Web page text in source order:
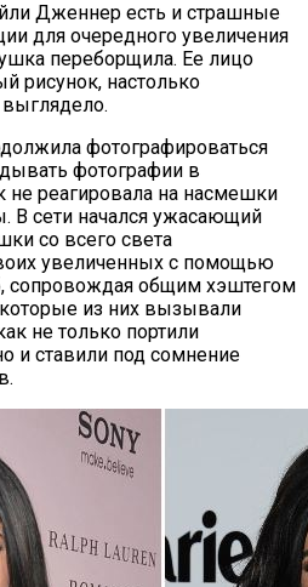
Дженнер есть и страшные
для очередного увеличения
переборщила. Ее лицо
рисунок, настолько
фотографироваться
фотографии в
не реагировала на насмешки
В сети начался ужасающий
со всего света
увеличенных с помощью
сопровождая общим хэштегом
из них вызывали
не только портили
и ставили под сомнение